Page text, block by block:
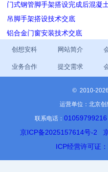
门式钢管脚手架搭设完成后混凝
吊脚手架搭设技术交底
铝合金门窗安装技术交底
创想安科 网站简介
业务合作 提交需求
© 2010-
运营单位：北京创
联系电话： 01059799216
京ICP备2025157614号-2
ICP经营许可证